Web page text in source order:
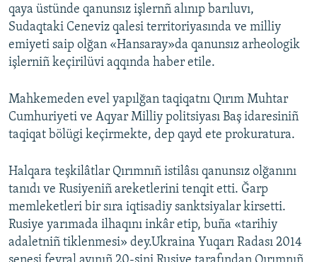
qaya üstünde qanunsız işlernñ alınıp barıluvı,
Sudaqtaki Ceneviz qalesi territoriyasında ve milliy
emiyeti saip olğan «Hansaray»da qanunsız arheologik
işlerniñ keçirilüvi aqqında haber etile.
Mahkemeden evel yapılğan taqiqatnı Qırım Muhtar
Cumhuriyeti ve Aqyar Milliy politsiyası Baş idaresiniñ
taqiqat bölügi keçirmekte, dep qayd ete prokuratura.
Halqara teşkilâtlar Qırımnıñ istilâsı qanunsız olğanını
tanıdı ve Rusiyeniñ areketlerini tenqit etti. Ğarp
memleketleri bir sıra iqtisadiy sanktsiyalar kirsetti.
Rusiye yarımada ilhaqını inkâr etip, buña «tarihiy
adaletniñ tiklenmesi» dey.Ukraina Yuqarı Radası 2014